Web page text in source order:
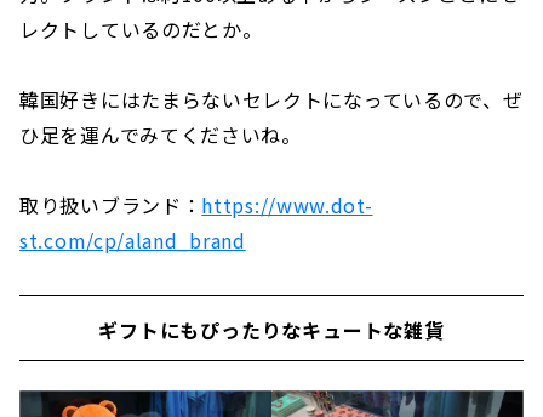
レクトしているのだとか。
韓国好きにはたまらないセレクトになっているので、ぜ
ひ足を運んでみてくださいね。
取り扱いブランド： https://www.dot-
st.com/cp/aland_brand
ギフトにもぴったりなキュートな雑貨